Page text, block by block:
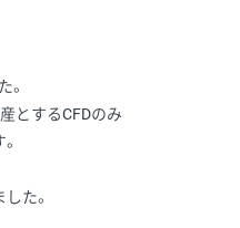
。
とするCFDのみ
た。